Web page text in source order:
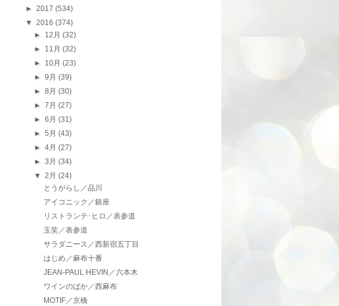
► 2017 (534)
▼ 2016 (374)
► 12月(32)
► 11月(32)
► 10月(23)
►9月(39)
►8月(30)
►7月(27)
►6月(31)
►5月(43)
►4月(27)
►3月(34)
▼2月(24)
とうがらし／品川
アイコニック／銀座
リストランテ･ヒロ／表参道
玉笑／表参道
サラダニース／西新宿五丁目
はじめ／麻布十番
JEAN-PAUL HEVIN／六本木
ワインのばか／西麻布
MOTIF／京橋